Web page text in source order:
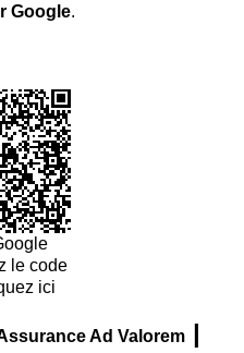
Google.
le code
ici
Ad Valorem |